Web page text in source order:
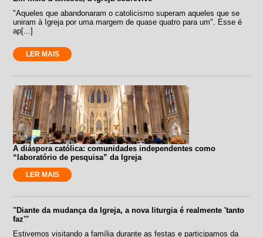
"Aqueles que abandonaram o catolicismo superam aqueles que se
uniram à Igreja por uma margem de quase quatro para um". Esse é
ap[...]
LER MAIS
A diáspora católica: comunidades independentes como
“laboratório de pesquisa” da Igreja
LER MAIS
''Diante da mudança da Igreja, a nova liturgia é realmente 'tanto
faz'''
Estivemos visitando a família durante as festas e participamos da